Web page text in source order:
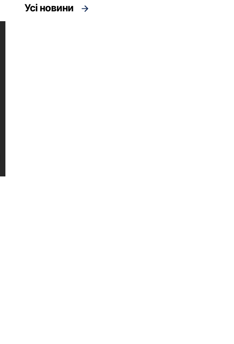
Усі новини